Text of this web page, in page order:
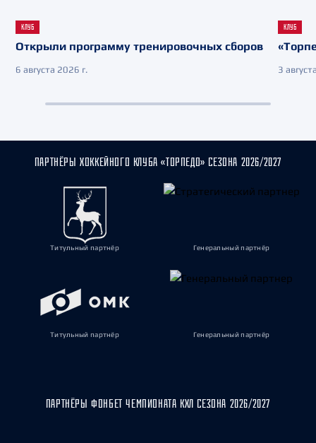
КЛУБ
Открыли программу тренировочных сборов
6 августа 2026 г.
КЛУБ
3
ПАРТНЁРЫ ХОККЕЙНОГО КЛУБА «ТОРПЕДО» СЕЗОНА 2026/2027
Титульный партнёр Генеральный партнёр
Титульный партнёр Генеральный партнёр
ПАРТНЁРЫ ФОНБЕТ ЧЕМПИОНАТА КХЛ СЕЗОНА 2026/2027